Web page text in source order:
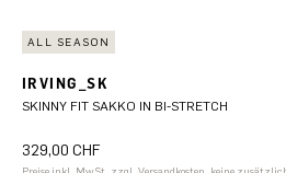
ALL SEASON
IRVING_SK
SKINNY FIT SAKKO IN BI-STRETCH
329,00 CHF